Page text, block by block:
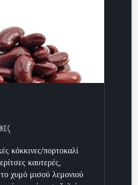
κόκκινες/πορτοκαλί
καυτερές,
χυμό μισού λεμονιού